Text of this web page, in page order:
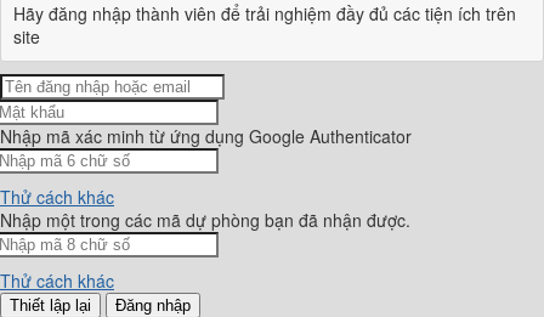
Hãy đăng nhập thành viên để trải nghiệm đầy đủ các tiện ích trên
site
Nhập mã xác minh từ ứng dụng Google Authenticator
Thử cách khác
Nhập một trong các mã dự phòng bạn đã nhận được.
Thử cách khác
Đăng nhập